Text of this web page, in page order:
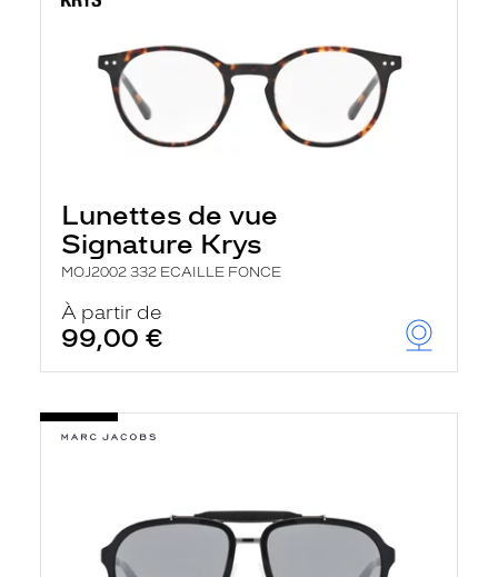
Lunettes de vue
Signature Krys
MOJ2002 332 ECAILLE FONCE
À partir de
99,00 €